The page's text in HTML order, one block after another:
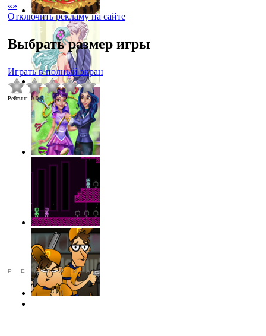
«»
Отключить рекламу на сайте
Выбрать размер игры
Играть в полный экран
Рейтинг: 0.0/0
РЕКЛАМА